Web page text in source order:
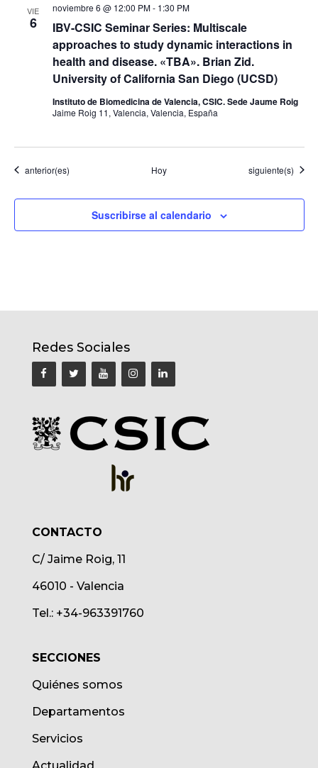
VIE
6
IBV-CSIC Seminar Series: Multiscale
approaches to study dynamic interactions in
health and disease. «TBA». Brian Zid.
University of California San Diego (UCSD)
noviembre 6 @ 12:00 PM- 1:30 PM
Instituto de Biomedicina de Valencia, CSIC. Sede Jaume Roig
Jaime Roig 11, Valencia, Valencia, España
Eventos
anterior(es) Hoy Eventos
siguiente(s)
Suscribirse al calendario
Redes Sociales
CONTACTO
C/ Jaime Roig, 11
46010 - Valencia
Tel.: +34-963391760
SECCIONES
Quiénes somos
Departamentos
Servicios